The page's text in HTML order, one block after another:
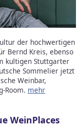
der hochwertigen
Bernd Kreis, ebenso
kultigen Stuttgarter
Sommelier jetzt
Weinbar,
Room. mehr
WeinPlaces